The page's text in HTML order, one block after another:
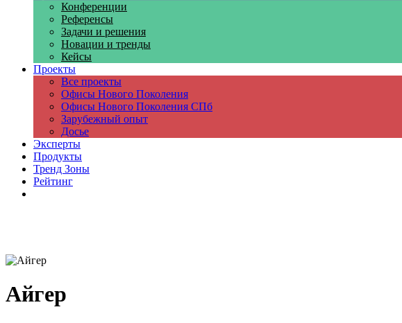
Конференции
Референсы
Задачи и решения
Новации и тренды
Кейсы
Проекты
Все проекты
Офисы Нового Поколения
Офисы Нового Поколения СПб
Зарубежный опыт
Досье
Эксперты
Продукты
Тренд Зоны
Рейтинг
Айгер